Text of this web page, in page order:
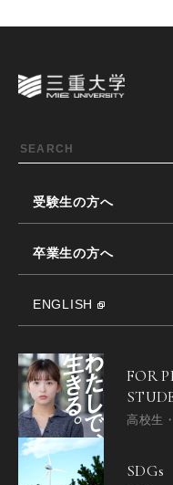
受験生の方へ
卒業生の方へ
ENGLISH
FOR
高校生
SDGs